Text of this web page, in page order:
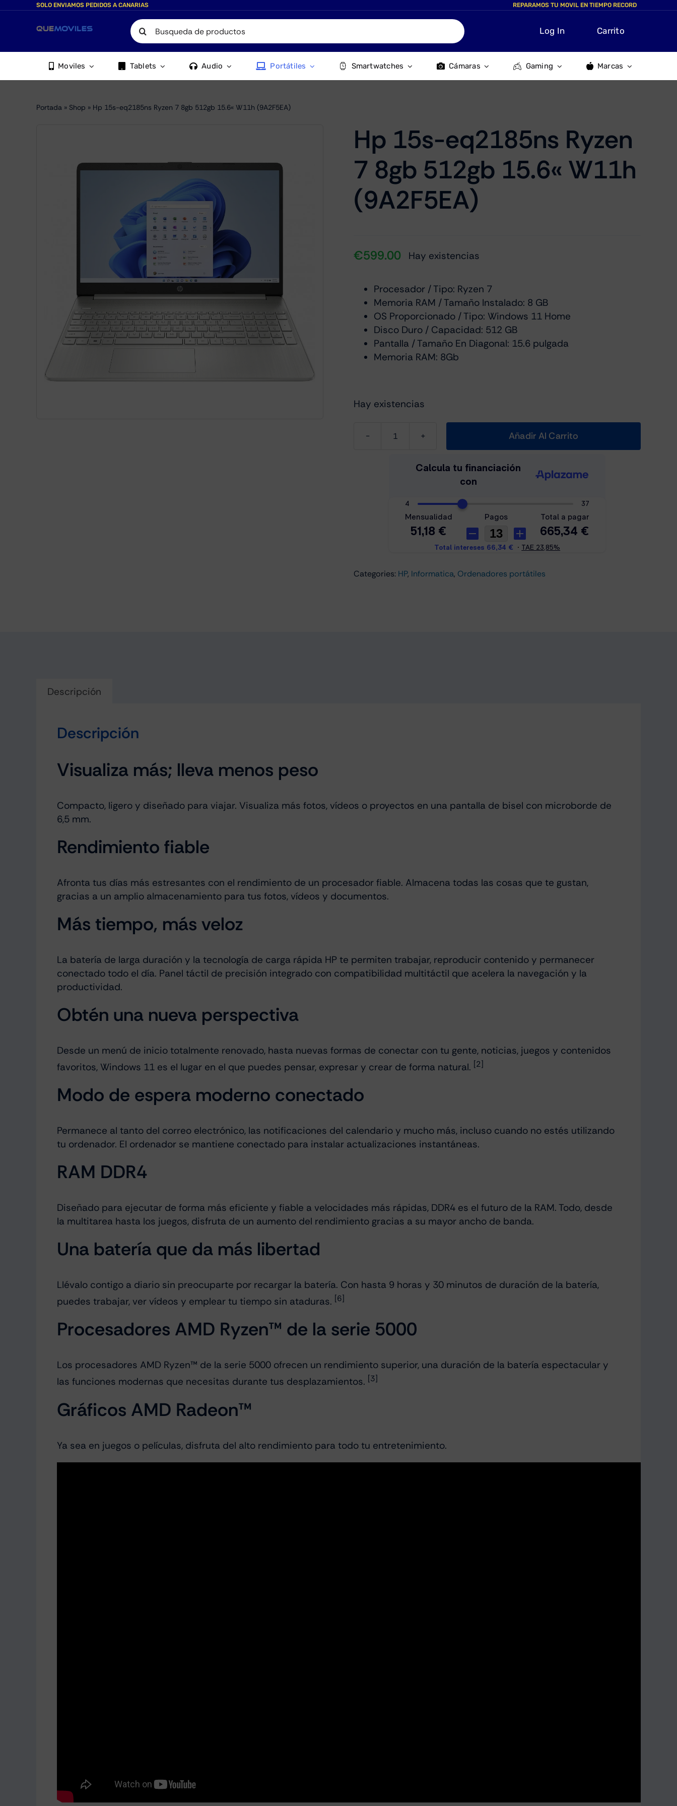
SOLO ENVIAMOS PEDIDOS A CANARIAS REPARAMOS TU MOVIL EN TIEMPO RECORD
Search
for:
Log In Carrito
Moviles Tablets Audio Portátiles Smartwatches Cámaras Gaming Marcas
Portada » Shop » Hp 15s-eq2185ns Ryzen 7 8gb 512gb 15.6« W11h (9A2F5EA)
Hp 15s-eq2185ns Ryzen
7 8gb 512gb 15.6« W11h
(9A2F5EA)
€599.00 Hay existencias
Procesador / Tipo: Ryzen 7
Memoria RAM / Tamaño Instalado: 8 GB
OS Proporcionado / Tipo: Windows 11 Home
Disco Duro / Capacidad: 512 GB
Pantalla / Tamaño En Diagonal: 15.6 pulgada
Memoria RAM: 8Gb
Hay existencias
Hp
eq2185ns
cantidad
Añadir Al Carrito
Categories: HP, Informatica, Ordenadores portátiles
Descripción
Descripción
Visualiza más; lleva menos peso
Compacto, ligero y diseñado para viajar. Visualiza más fotos, vídeos o proyectos en una pantalla de bisel con microborde de
6,5 mm.
Rendimiento fiable
Afronta tus días más estresantes con el rendimiento de un procesador fiable. Almacena todas las cosas que te gustan,
gracias a un amplio almacenamiento para tus fotos, vídeos y documentos.
Más tiempo, más veloz
La batería de larga duración y la tecnología de carga rápida HP te permiten trabajar, reproducir contenido y permanecer
conectado todo el día. Panel táctil de precisión integrado con compatibilidad multitáctil que acelera la navegación y la
productividad.
Obtén una nueva perspectiva
Desde un menú de inicio totalmente renovado, hasta nuevas formas de conectar con tu gente, noticias, juegos y contenidos
favoritos, Windows 11 es el lugar en el que puedes pensar, expresar y crear de forma natural. [2]
Modo de espera moderno conectado
Permanece al tanto del correo electrónico, las notificaciones del calendario y mucho más, incluso cuando no estés utilizando
tu ordenador. El ordenador se mantiene conectado para instalar actualizaciones instantáneas.
RAM DDR4
Diseñado para ejecutar de forma más eficiente y fiable a velocidades más rápidas, DDR4 es el futuro de la RAM. Todo, desde
la multitarea hasta los juegos, disfruta de un aumento del rendimiento gracias a su mayor ancho de banda.
Una batería que da más libertad
Llévalo contigo a diario sin preocuparte por recargar la batería. Con hasta 9 horas y 30 minutos de duración de la batería,
puedes trabajar, ver vídeos y emplear tu tiempo sin ataduras. [6]
Procesadores AMD Ryzen™ de la serie 5000
Los procesadores AMD Ryzen™ de la serie 5000 ofrecen un rendimiento superior, una duración de la batería espectacular y
las funciones modernas que necesitas durante tus desplazamientos. [3]
Gráficos AMD Radeon™
Ya sea en juegos o películas, disfruta del alto rendimiento para todo tu entretenimiento.